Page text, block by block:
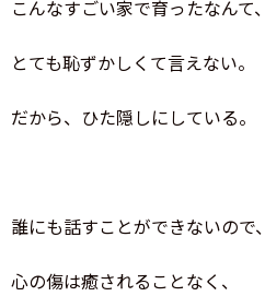
こんなすごい家で育ったなんて、
とても恥ずかしくて言えない。
だから、ひた隠しにしている。
誰にも話すことができないので、
心の傷は癒されることなく、